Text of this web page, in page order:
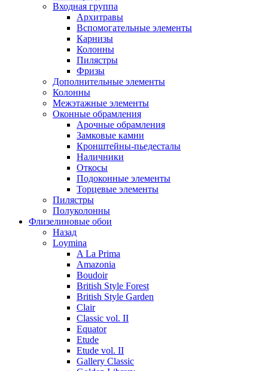
Входная группа
Архитравы
Вспомогательные элементы
Карнизы
Колонны
Пилястры
Фризы
Дополнительные элементы
Колонны
Межэтажные элементы
Оконные обрамления
Арочные обрамления
Замковые камни
Кронштейны-пьедесталы
Наличники
Откосы
Подоконные элементы
Торцевые элементы
Пилястры
Полуколонны
Флизелиновые обои
Назад
Loymina
A La Prima
Amazonia
Boudoir
British Style Forest
British Style Garden
Clair
Classic vol. II
Equator
Etude
Etude vol. II
Gallery Classic